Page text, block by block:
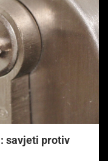
savjeti protiv